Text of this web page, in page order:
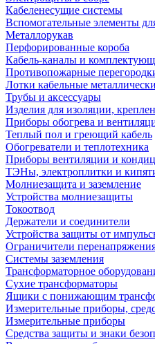
Кабеленесущие системы
Вспомогательные элементы
Металлорукав
Перфорированные короба
Кабель-каналы и
Противопожарные
Лотки кабельные
Трубы и аксессуары
Изделия для изоляции,
Приборы обогрева и
Теплый пол и греющий кабель
Обогреватели и теплотехника
Приборы вентиляции и
ТЭНы, электроплитки и
Молниезащита и заземление
Устройства молниезащиты
Токоотвод
Держатели и соединители
Устройства защиты от
Ограничители
Системы заземления
Трансформаторное
Сухие трансформаторы
Ящики с понижающим
Измерительные приборы,
Измерительные приборы
Средства защиты и знаки